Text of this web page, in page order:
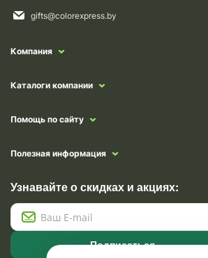
gifts@colorexpress.by
Компания
Каталоги компании
Помощь по сайту
Полезная информация
Узнавайте о скидках и акциях:
Подписаться